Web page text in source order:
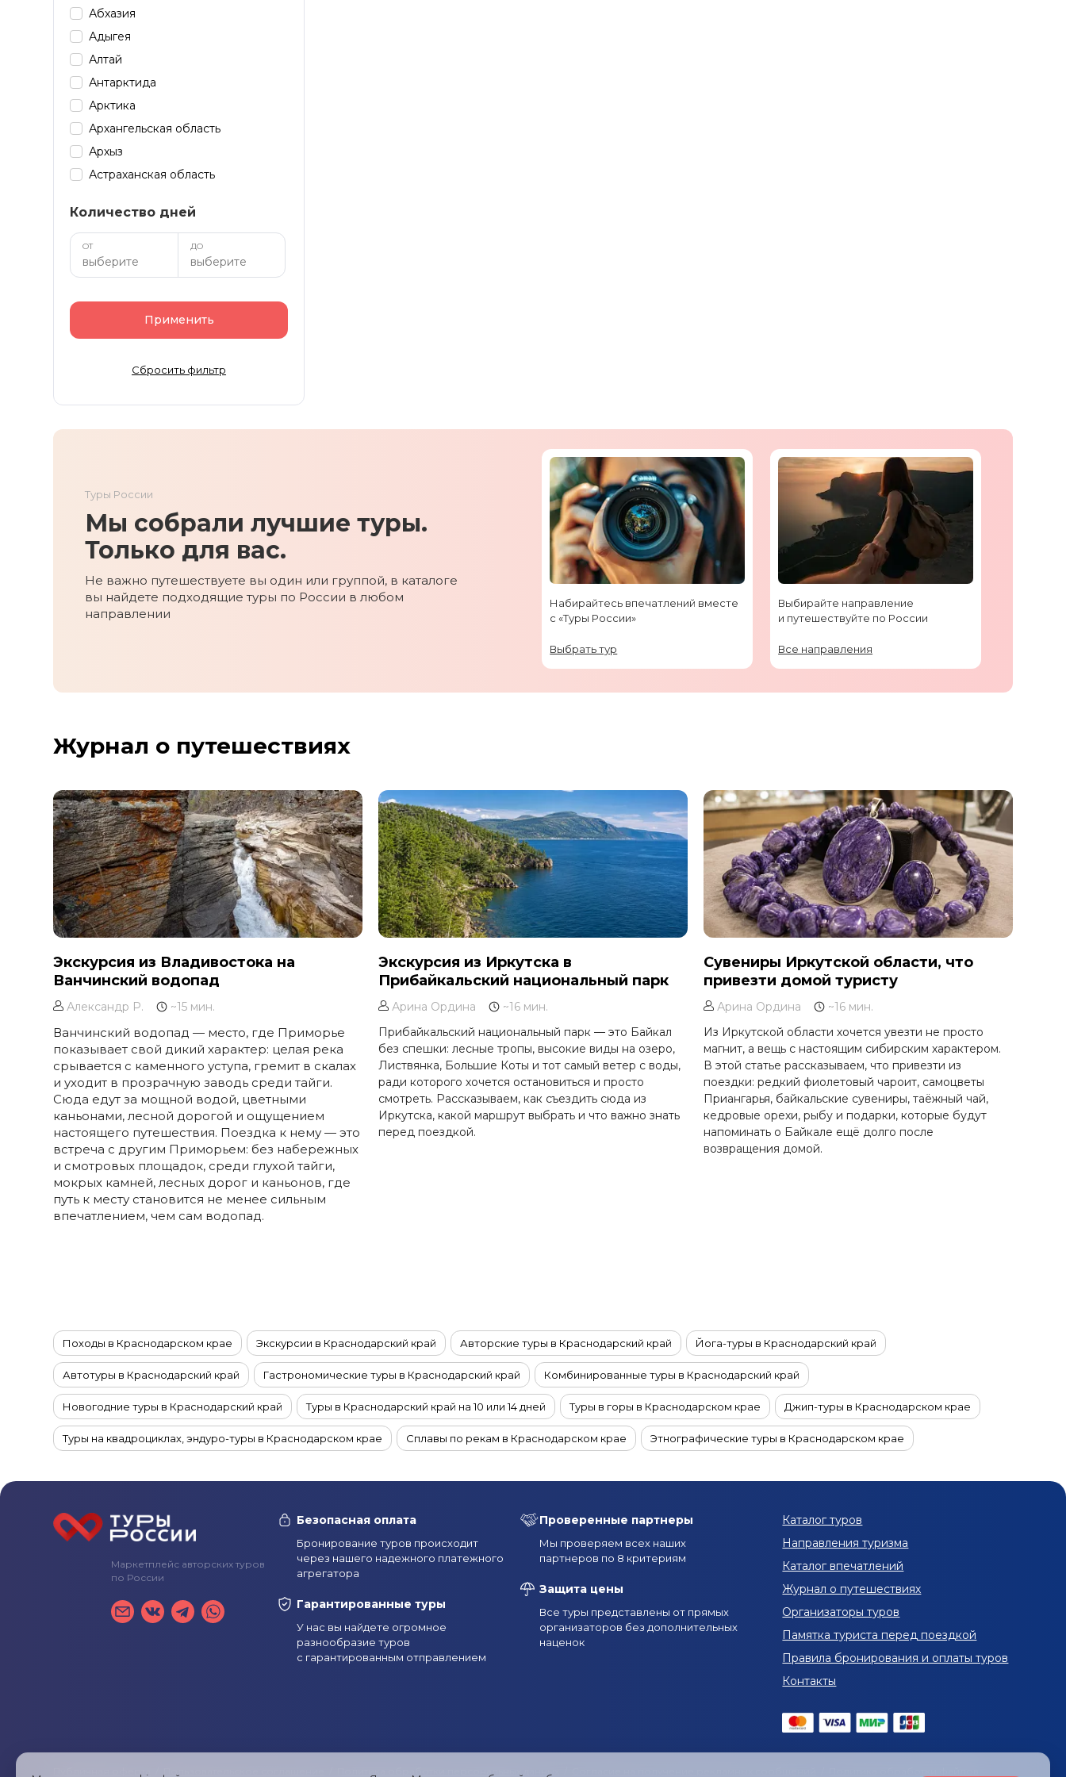
Абхазия
Адыгея
Алтай
Антарктида
Арктика
Архангельская область
Архыз
Астраханская область
Башкирия
Бурятия
Дагестан
Забайкалье
Зарубеж
Иркутская область
Кабардино-Балкария
Калмыкия
Камчатка
Карачаево-Черкесия
Колыма
Кольский полуостров
Москва и Московская область
Новгородская область
Оймякон
Осетия
Остров Итуруп
Остров Кунашир
Остров Шикотан
Плато Путорана
Приморье
Самарская область
Сахалин
Сибирь
Соловецкие острова
Ставропольский край
Татарстан
Териберка
Тыва
Урал
Хабаровский край
Хакасия
Якутск
Ямал
Количество дней
ОТ ДО
Применить
Сбросить фильтр
Туры России
Мы собрали лучшие туры.
Только для вас.
Не важно путешествуете вы один или группой, в каталоге
вы найдете подходящие туры по России в любом
направлении
Набирайтесь впечатлений вместе
с «Туры России»
Выбрать тур
Выбирайте направление
и путешествуйте по России
Все направления
Журнал о путешествиях
Экскурсия из Владивостока на
Ванчинский водопад
Александр Р. ~15 мин.
Ванчинский водопад — место, где Приморье
показывает свой дикий характер: целая река
срывается с каменного уступа, гремит в скалах
и уходит в прозрачную заводь среди тайги.
Сюда едут за мощной водой, цветными
каньонами, лесной дорогой и ощущением
настоящего путешествия. Поездка к нему — это
встреча с другим Приморьем: без набережных
и смотровых площадок, среди глухой тайги,
мокрых камней, лесных дорог и каньонов, где
путь к месту становится не менее сильным
впечатлением, чем сам водопад.
Экскурсия из Иркутска в
Прибайкальский национальный парк
Арина Ордина
~16 мин.
Прибайкальский национальный парк — это Байкал
без спешки: лесные тропы, высокие виды на озеро,
Листвянка, Большие Коты и тот самый ветер с воды,
ради которого хочется остановиться и просто
смотреть. Рассказываем, как съездить сюда из
Иркутска, какой маршрут выбрать и что важно знать
перед поездкой.
Сувениры Иркутской области, что
привезти домой туристу
Арина Ордина
~16 мин.
Из Иркутской области хочется увезти не просто
магнит, а вещь с настоящим сибирским характером.
В этой статье рассказываем, что привезти из
поездки: редкий фиолетовый чароит, самоцветы
Приангарья, байкальские сувениры, таёжный чай,
кедровые орехи, рыбу и подарки, которые будут
напоминать о Байкале ещё долго после
возвращения домой.
Походы в Краснодарском крае Экскурсии в Краснодарский край Авторские туры в Краснодарский край Йога-туры в Краснодарский край
Автотуры в Краснодарский край Гастрономические туры в Краснодарский край Комбинированные туры в Краснодарский край
Новогодние туры в Краснодарский край Туры в Краснодарский край на 10 или 14 дней Туры в горы в Краснодарском крае Джип-туры в Краснодарском крае
Туры на квадроциклах, эндуро-туры в Краснодарском крае Сплавы по рекам в Краснодарском крае Этнографические туры в Краснодарском крае
Туры на горячие источники в Краснодарском крае
Индивидуальные туры в Краснодарский край Туры на двоих в Краснодарский край Групповые туры в Краснодарский край
Туры выходного дня в Краснодарском крае (на 1-2 дня) Туры в Краснодарский край на 3 дня
Туры в Краснодарский край на 5 дней Туры в Краснодарский край на 7 дней Весенние туры в Краснодарский край
Осенние туры в Краснодарский край Туры в Краснодарский край в апреле
Туры в Краснодарский край в декабре
Туры в Краснодарский край из Москвы Туры в Краснодарский край из Санкт-Петербурга Туры в Краснодарский край из Нижнего Новгорода
Маркетплейс авторских туров
по России
Безопасная оплата
Бронирование туров происходит
через нашего надежного платежного
агрегатора
Гарантированные туры
У нас вы найдете огромное
разнообразие туров
с гарантированным отправлением
Проверенные партнеры
Мы проверяем всех наших
партнеров по 8 критериям
Защита цены
Все туры представлены от прямых
организаторов без дополнительных
наценок
Каталог туров
Направления туризма
Каталог впечатлений
Журнал о путешествиях
Организаторы туров
Памятка туриста перед поездкой
Правила бронирования и оплаты туров
Контакты
Политика обработки персональных данных